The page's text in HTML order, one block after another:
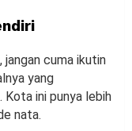
jangan cuma ikutin
yang
Kota ini punya lebih
nata.